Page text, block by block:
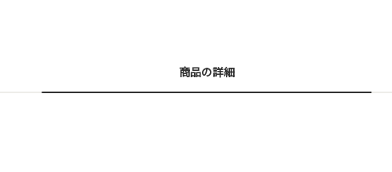
商品の詳細